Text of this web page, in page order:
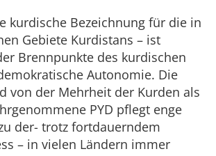
kurdische Bezeichnung für die in
Gebiete Kurdistans – ist
Brennpunkte des kurdischen
Autonomie. Die
von der Mehrheit der Kurden als
PYD pflegt enge
der- trotz fortdauerndem
– in vielen Ländern immer